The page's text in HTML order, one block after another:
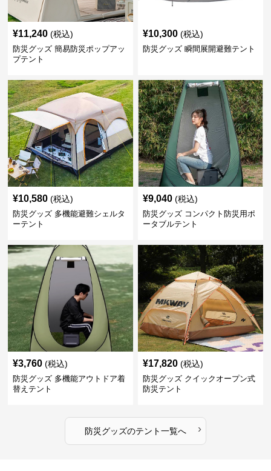
¥11,240 (税込)
防災グッズ 簡易防災ポップアッ
プテント
¥10,300 (税込)
防災グッズ 瞬間展開避難テント
¥10,580 (税込)
防災グッズ 多機能避難シェルタ
ーテント
¥9,040 (税込)
防災グッズ コンパクト防災用ポ
ータブルテント
¥3,760 (税込)
防災グッズ 多機能アウトドア着
替えテント
¥17,820 (税込)
防災グッズ クイックオープン式
防災テント
防災グッズのテント一覧へ ›